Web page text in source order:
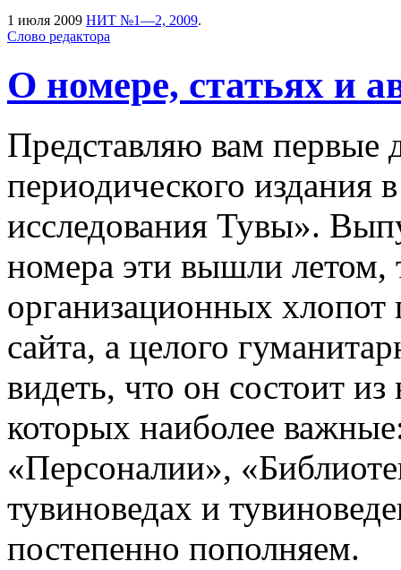
1 июля 2009 НИТ №1—2, 2009.
Слово редактора
О номере, статьях и
Представляю вам первые
периодического издания
исследования Тувы».
номера эти вышли летом,
организационных хлопот
сайта, а целого
видеть, что он состоит из
которых наиболее
«Персоналии»,
тувиноведах и
постепенно пополняем.